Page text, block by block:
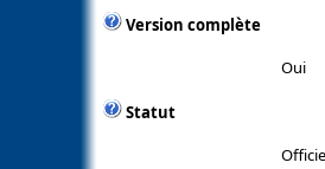
Version complète
Oui
Statut